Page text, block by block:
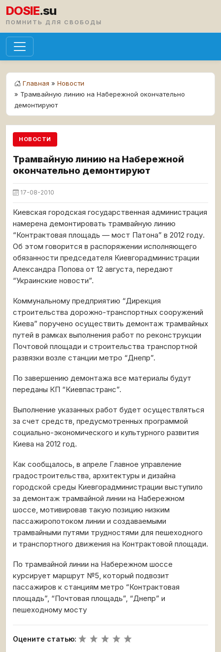
DOSIE.su
ПОМНИТЬ ДЛЯ СВОБОДЫ
Главная » Новости
» Трамвайную линию на Набережной окончательно
демонтируют
НОВОСТИ
Трамвайную линию на Набережной
окончательно демонтируют
17-08-2010
Киевская городская государственная администрация
намерена демонтировать трамвайную линию
“Контрактовая площадь — мост Патона” в 2012 году.
Об этом говорится в распоряжении исполняющего
обязанности председателя Киевгорадминистрации
Александра Попова от 12 августа, передают
“Украинские новости”.
Коммунальному предприятию “Дирекция
строительства дорожно-транспортных сооружений
Киева” поручено осуществить демонтаж трамвайных
путей в рамках выполнения работ по реконструкции
Почтовой площади и строительства транспортной
развязки возле станции метро “Днепр”.
По завершению демонтажа все материалы будут
переданы КП “Киевпастранс”.
Выполнение указанных работ будет осуществляться
за счет средств, предусмотренных программой
социально-экономического и культурного развития
Киева на 2012 год.
Как сообщалось, в апреле Главное управление
градостроительства, архитектуры и дизайна
городской среды Киевгорадминистрации выступило
за демонтаж трамвайной линии на Набережном
шоссе, мотивировав такую позицию низким
пассажиропотоком линии и создаваемыми
трамвайными путями трудностями для пешеходного
и транспортного движения на Контрактовой площади.
По трамвайной линии на Набережном шоссе
курсирует маршрут №5, который подвозит
пассажиров к станциям метро “Контрактовая
площадь”, “Почтовая площадь”, “Днепр” и
пешеходному мосту
Оцените статью: